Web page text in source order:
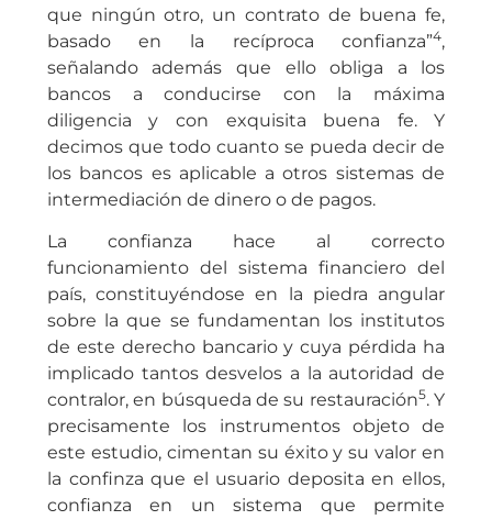
que ningún otro, un contrato de buena fe,
basado en la recíproca confianza”4,
señalando además que ello obliga a los
bancos a conducirse con la máxima
diligencia y con exquisita buena fe. Y
decimos que todo cuanto se pueda decir de
los bancos es aplicable a otros sistemas de
intermediación de dinero o de pagos.
La confianza hace al correcto
funcionamiento del sistema financiero del
país, constituyéndose en la piedra angular
sobre la que se fundamentan los institutos
de este derecho bancario y cuya pérdida ha
implicado tantos desvelos a la autoridad de
contralor, en búsqueda de su restauración5. Y
precisamente los instrumentos objeto de
este estudio, cimentan su éxito y su valor en
la confinza que el usuario deposita en ellos,
confianza en un sistema que permite